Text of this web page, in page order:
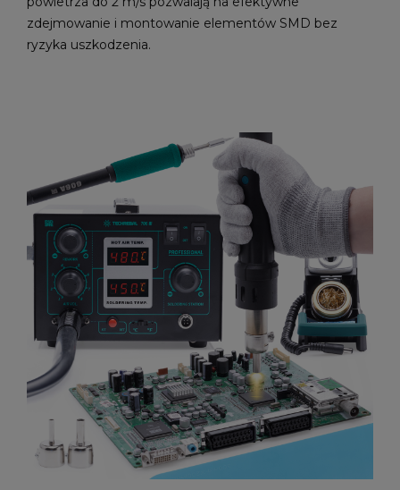
zdejmowanie i montowanie elementów SMD bez
ryzyka uszkodzenia.